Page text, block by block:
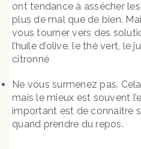
ont tendance à assécher
plus de mal que de bien.
vous tourner vers des
l’huile d’olive, le thé vert, le
citronné
Ne vous surmenez pas.
mais le mieux est souvent
important est de connaître
quand prendre du repos.